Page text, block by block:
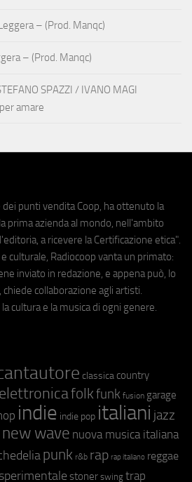
– (Prod. Manqc)
– (Prod. Manqc)
SPAZZI / IVANO MAGI
amare
dei punti vendita Coop, ha ottenuto la
prima azienda al mondo, nell'ambito
a ricevere la Certificazione etica".
culturale, Radiocoop vanta un primato:
inviato in redazione, e appena può, lo
chiede collaborazione agli artisti.
cultura e la musica di ogni genere.
classica country
elettronicafolkfunk fusion garage
indie indie pop italiani jazz
new wave nuova musica italiana
punk r&b rap rap italiano reggae
sperimentale stoner swing trap